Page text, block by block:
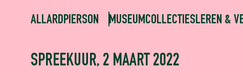
ALLARDPIERSON MUSEUMCOLLECTIESLEREN &
SPREEKUUR, 2 MAART 2022